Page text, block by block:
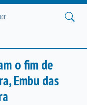
o fim de
Embu das